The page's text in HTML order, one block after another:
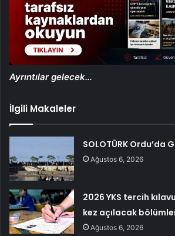
Ayrıntılar gelecek…
İlgili Makaleler
SOLOTÜRK Ordu’da
Ağustos 6, 2026
2026 YKS tercih
kez açılacak
Ağustos 6, 2026